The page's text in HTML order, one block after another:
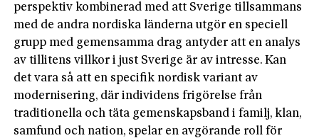
perspektiv kombinerad med att Sverige tillsammans
med de andra nordiska länderna utgör en speciell
grupp med gemensamma drag antyder att en analys
av tillitens villkor i just Sverige är av intresse. Kan
det vara så att en specifik nordisk variant av
modernisering, där individens frigörelse från
traditionella och täta gemenskapsband i familj, klan,
samfund och nation, spelar en avgörande roll för